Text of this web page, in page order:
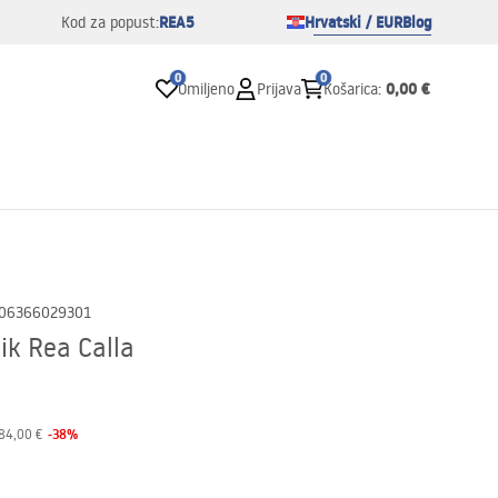
Kod za popust:REA5 Hrvatski / EURBlog
0
Omiljeno Prijava
0
Košarica: 0,00 €
Rea Calla
€ -38%